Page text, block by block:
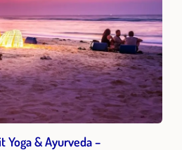
Yoga & Ayurveda –